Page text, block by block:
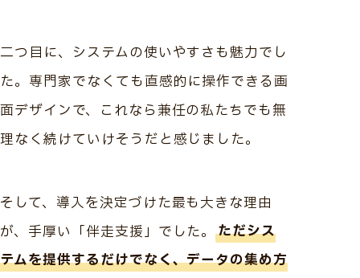
二つ目に、システムの使いやすさも魅力でし
た。専門家でなくても直感的に操作できる画
面デザインで、これなら兼任の私たちでも無
理なく続けていけそうだと感じました。
そして、導入を決定づけた最も大きな理由
が、手厚い「伴走支援」でした。ただシス
テムを提供するだけでなく、データの集め方